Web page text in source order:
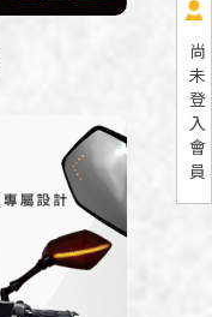
尚
未
登
入
會
員